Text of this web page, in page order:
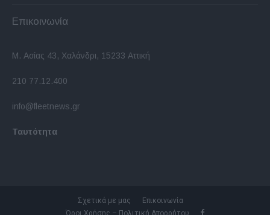
Επικοινωνία
Μ. Ασίας 43, Χαλάνδρι, 15233 Αττική
210 77.12.400
info@fleetnews.gr
Ταυτότητα
Σχετικά με μας
Επικοινωνία
Όροι Χρήσης – Πολιτική Απορρήτου